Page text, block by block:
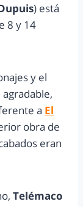
) está
8 y 14
y el
a El
obra de
eran
Telémaco